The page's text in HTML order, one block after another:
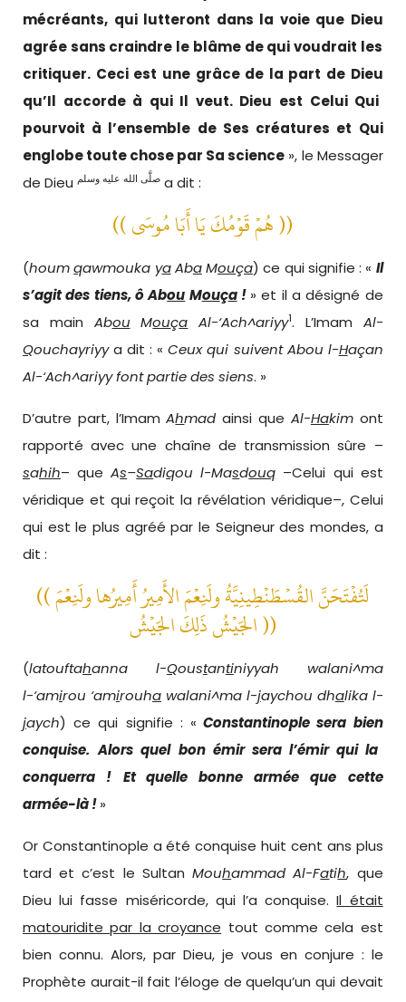
mécréants, qui lutteront dans la voie que Dieu
agrée sans craindre le blâme de qui voudrait les
critiquer. Ceci est une grâce de la part de Dieu
qu’Il accorde à qui Il veut. Dieu est Celui Qui
pourvoit à l’ensemble de Ses créatures et Qui
englobe toute chose par Sa science », le Messager
de Dieu صلَّى الله عليه وسلم a dit :
(( هُمْ قَوْمُكَ يَا أَبَا مُوسَى))
(houmqawmouka yaAbaMouça) ce qui signifie : « Il
s’agit des tiens,ô Abou Mouça! » et il a désigné de
sa main Abou Mouça Al-‘Ach^ariyy1. L’Imam Al-
Qouchayriyya dit : « Ceux qui suiventAbou l-Haçan
Al-‘Ach^ariyyfontpartiedes siens. »
D’autre part, l’ImamAhmad ainsi que Al-Hakimont
rapporté avec une chaîne de transmission sûre –
sahih– queAs–Sadiqou l-Masdouq –Celui qui est
véridique et qui reçoit la révélation véridique–, Celui
qui est le plus agréé par le Seigneur des mondes, a
dit :
(( لَتُفْتَحَنَّ القُسْطَنْطِينِيَّةُ ولَنِعْمَ الأَمِيرُ أَمِيرُها ولَنِعْمَ
الجَيْشُ ذَلِكَ الجَيْشُ))
(latouftahanna l-Qoustantiniyyah walani^ma
l-‘amirou ‘amirouhawalani^ma l-jaychou dhalika l-
jaych) ce qui signifie : « Constantinople sera bien
conquise. Alors quelbon émir seral’émir qui la
conquerra
! Et quelle bonne armée que
cette
armée-là!»
Or Constantinople a été conquise huit cent ans plus
tard et c’est le SultanMouhammad Al-Fatih, que
Dieu lui fasse miséricorde, qui l’a conquise.Il était
matouridite par la croyance tout comme cela est
bien connu. Alors, par Dieu, je vous en conjure : le
Prophète aurait-il fait l’éloge de quelqu’un qui devait